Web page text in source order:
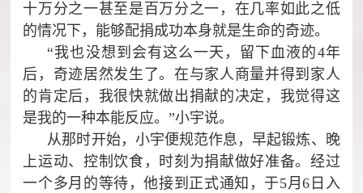
十万分之一甚至是百万分之一，在几率如此之低
的情况下，能够配捐成功本身就是生命的奇迹。
“我也没想到会有这么一天，留下血液的4年
后，奇迹居然发生了。在与家人商量并得到家人
的肯定后，我很快就做出捐献的决定，我觉得这
是我的一种本能反应。”小宇说。
从那时开始，小宇便规范作息，早起锻炼、晚
上运动、控制饮食，时刻为捐献做好准备。经过
一个多月的等待，他接到正式通知，于5月6日入